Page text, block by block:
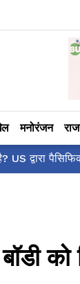
मनोरंजन
'अल्फा' टीज़र
को